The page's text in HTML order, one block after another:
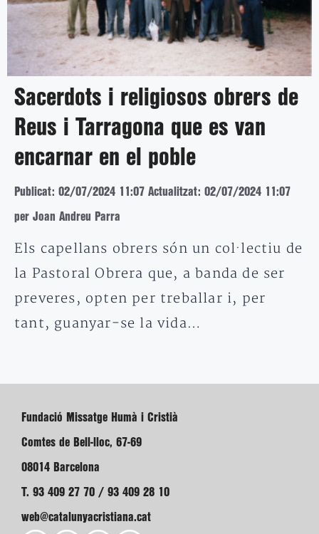
Sacerdots i religiosos obrers de
Reus i Tarragona que es van
encarnar en el poble
Publicat: 02/07/2024 11:07 Actualitzat: 02/07/2024 11:07
per Joan Andreu Parra
Els capellans obrers són un col·lectiu de
la Pastoral Obrera que, a banda de ser
preveres, opten per treballar i, per
tant, guanyar-se la vida…
Fundació Missatge Humà i Cristià
Comtes de Bell-lloc, 67-69
08014 Barcelona
T. 93 409 27 70 / 93 409 28 10
web@catalunyacristiana.cat